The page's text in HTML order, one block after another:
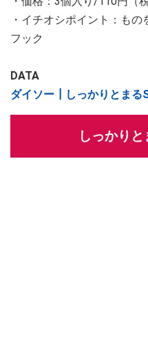
・イチオシポイント：も
フック
DATA
ダイソー┃しっかりとまる
しっかり